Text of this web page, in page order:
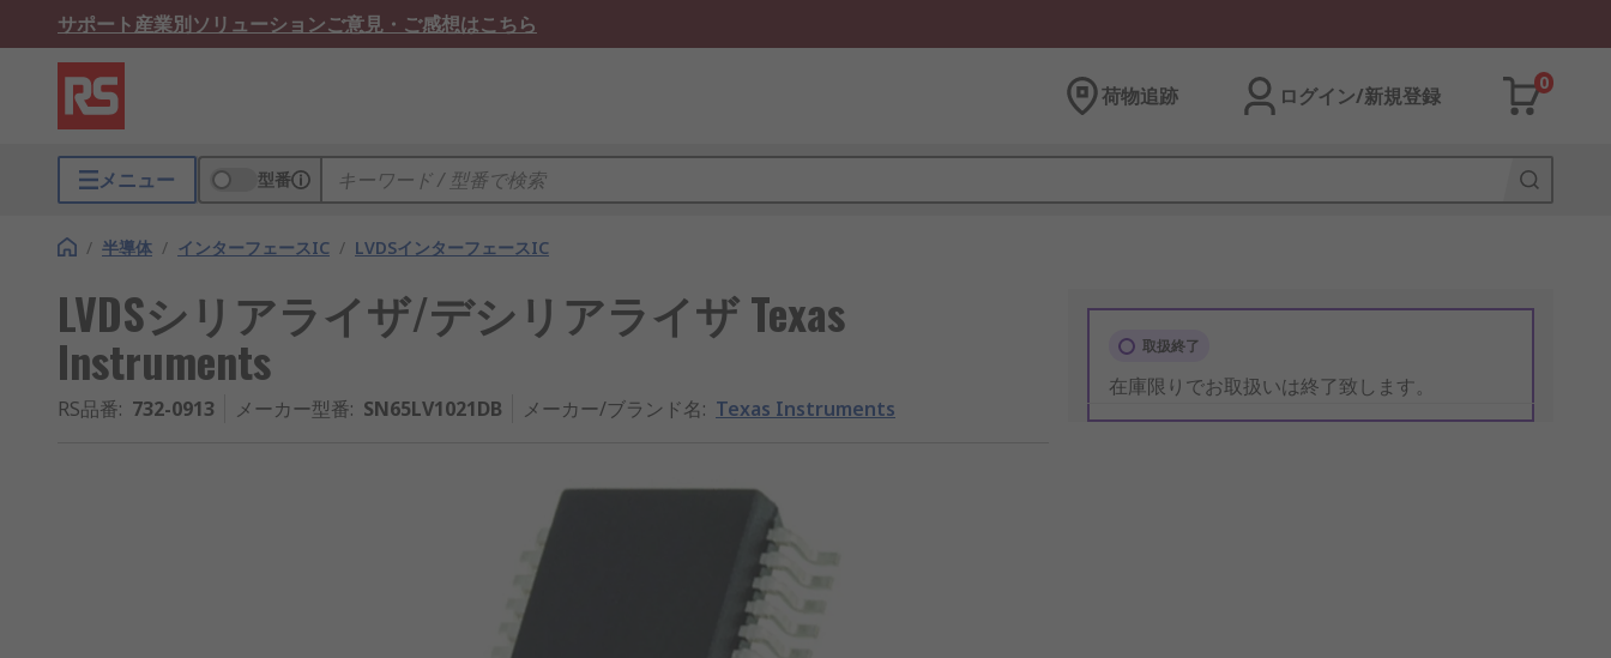
サポート産業別ソリューションご意見・ご感想はこちら
荷物追跡 ログイン/新規登録
0
メニュー 型番
/ 半導体 / インターフェースIC / LVDSインターフェースIC
LVDSシリアライザ/デシリアライザ Texas
Instruments
RS品番: 732-0913 メーカー型番: SN65LV1021DB メーカー/ブランド名: Texas Instruments
取扱終了
在庫限りでお取扱いは終了致します。